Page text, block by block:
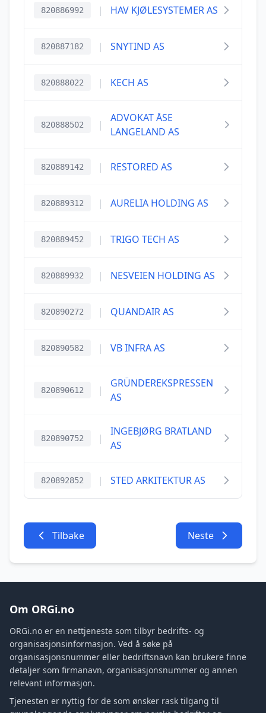
820886992 | HAV KJØLESYSTEMER AS
820887182 | SNYTIND AS
820888022 | KECH AS
820888502 |
ADVOKAT ÅSE
LANGELAND AS
820889142 | RESTORED AS
820889312 | AURELIA HOLDING AS
820889452 | TRIGO TECH AS
820889932 | NESVEIEN HOLDING AS
820890272 | QUANDAIR AS
820890582 | VB INFRA AS
820890612 |
GRÜNDEREKSPRESSEN
AS
820890752 |
INGEBJØRG BRATLAND
AS
820892852 | STED ARKITEKTUR AS
Tilbake Neste
Om ORGi.no
ORGi.no er en nettjeneste som tilbyr bedrifts- og
organisasjonsinformasjon. Ved å søke på
organisasjonsnummer eller bedriftsnavn kan brukere finne
detaljer som firmanavn, organisasjonsnummer og annen
relevant informasjon.
Tjenesten er nyttig for de som ønsker rask tilgang til